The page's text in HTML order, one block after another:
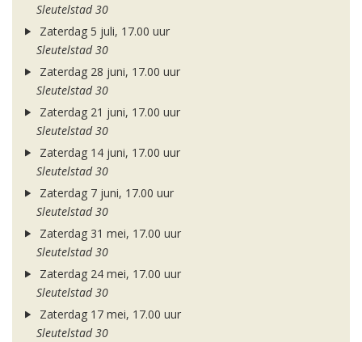
Sleutelstad 30
Zaterdag 5 juli, 17.00 uur
Sleutelstad 30
Zaterdag 28 juni, 17.00 uur
Sleutelstad 30
Zaterdag 21 juni, 17.00 uur
Sleutelstad 30
Zaterdag 14 juni, 17.00 uur
Sleutelstad 30
Zaterdag 7 juni, 17.00 uur
Sleutelstad 30
Zaterdag 31 mei, 17.00 uur
Sleutelstad 30
Zaterdag 24 mei, 17.00 uur
Sleutelstad 30
Zaterdag 17 mei, 17.00 uur
Sleutelstad 30